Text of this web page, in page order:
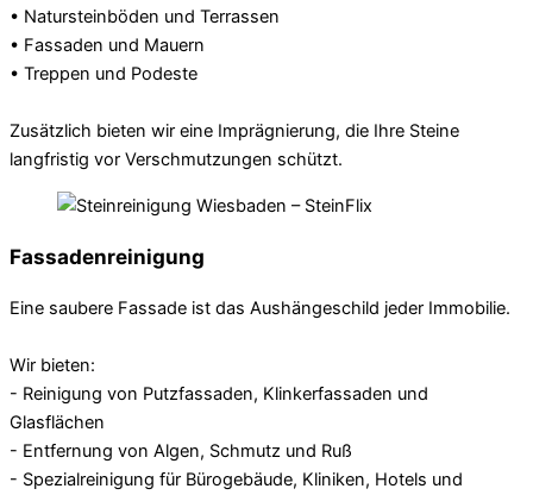
• Natursteinböden und Terrassen
• Fassaden und Mauern
• Treppen und Podeste
Zusätzlich bieten wir eine Imprägnierung, die Ihre Steine
langfristig vor Verschmutzungen schützt.
Fassadenreinigung
Eine saubere Fassade ist das Aushängeschild jeder Immobilie.
Wir bieten:
- Reinigung von Putzfassaden, Klinkerfassaden und
Glasflächen
- Entfernung von Algen, Schmutz und Ruß
- Spezialreinigung für Bürogebäude, Kliniken, Hotels und